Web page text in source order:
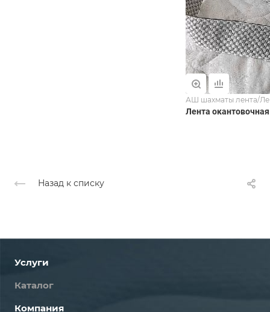
АШ шахматы лента/
Лента
Назад к списку
Услуги
Каталог
Компания